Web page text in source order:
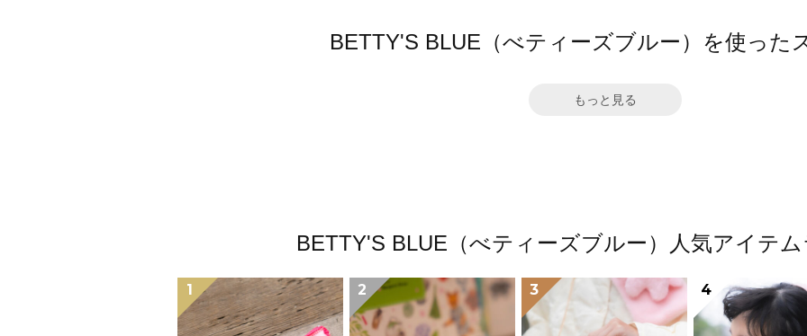
BETTY'S BLUE（べティーズブルー）を使った
もっと見る
BETTY'S BLUE（べティーズブルー）人気アイテ
1 2 3 4